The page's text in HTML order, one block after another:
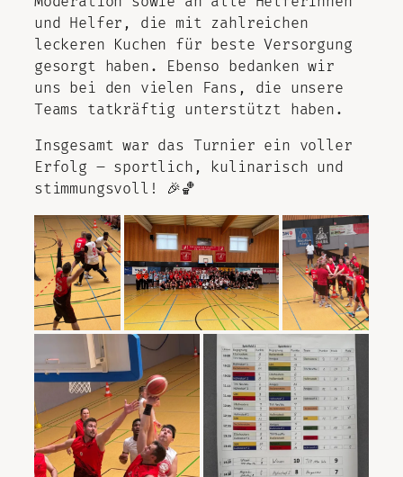
und Helfer, die mit zahlreichen
leckeren Kuchen für beste Versorgung
gesorgt haben. Ebenso bedanken wir
uns bei den vielen Fans, die unsere
Teams tatkräftig unterstützt haben.
Insgesamt war das Turnier ein voller
Erfolg – sportlich, kulinarisch und
stimmungsvoll! 🎉🏀